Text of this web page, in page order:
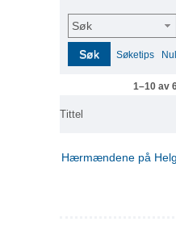
Søk
Søk Søketips
1–10 av
Tittel
Hærmændene på